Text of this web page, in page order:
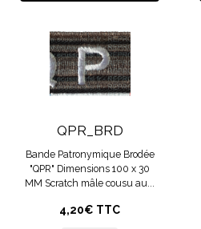
QPR_BRD
Bande Patronymique Brodée
"QPR" Dimensions 100 x 30
MM Scratch mâle cousu au...
4,20€ TTC